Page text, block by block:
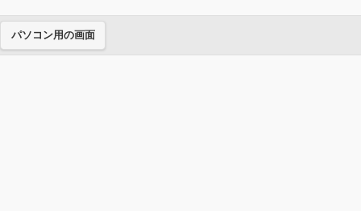
パソコン用の画面